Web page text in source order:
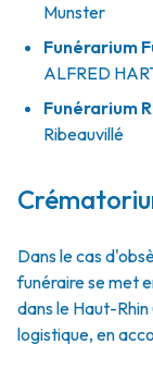
Munster
Funérarium
ALFRED
Funérarium
Ribeauvillé
Dans le cas
funéraire se met
dans le Haut-
logistique, en